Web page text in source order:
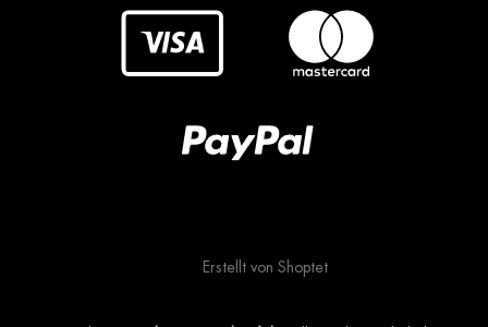
Erstellt von Shoptet